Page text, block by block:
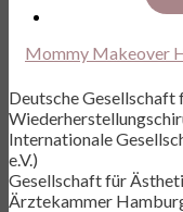
Mommy Makeover
Deutsche Gesellschaft
Internationale
e.V.)
Gesellschaft für
Ärztekammer